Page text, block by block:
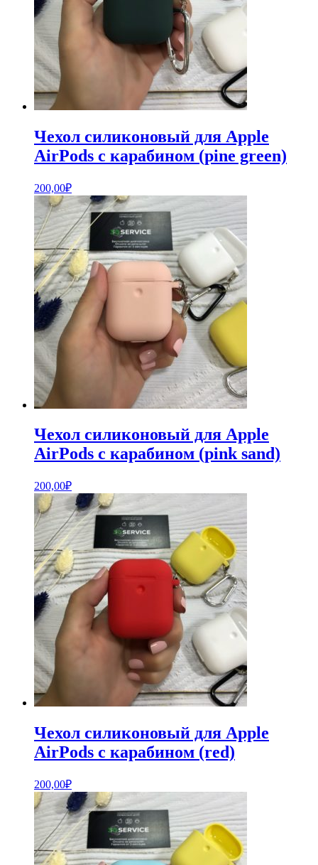
Чехол силиконовый для Apple
AirPods с карабином (pine green)
200,00₽
Чехол силиконовый для Apple
AirPods с карабином (pink sand)
200,00₽
Чехол силиконовый для Apple
AirPods с карабином (red)
200,00₽